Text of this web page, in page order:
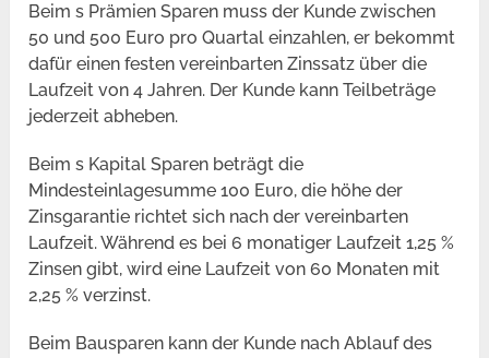
Beim s Prämien Sparen muss der Kunde zwischen
50 und 500 Euro pro Quartal einzahlen, er bekommt
dafür einen festen vereinbarten Zinssatz über die
Laufzeit von 4 Jahren. Der Kunde kann Teilbeträge
jederzeit abheben.
Beim s Kapital Sparen beträgt die
Mindesteinlagesumme 100 Euro, die höhe der
Zinsgarantie richtet sich nach der vereinbarten
Laufzeit. Während es bei 6 monatiger Laufzeit 1,25 %
Zinsen gibt, wird eine Laufzeit von 60 Monaten mit
2,25 % verzinst.
Beim Bausparen kann der Kunde nach Ablauf des